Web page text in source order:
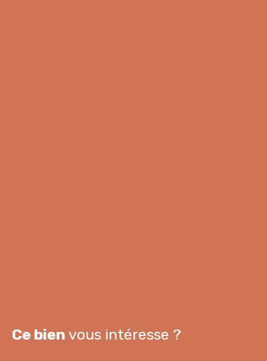
Ce bien vous intéresse ?